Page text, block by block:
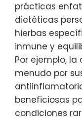
prácticas
dietéticas
hierbas
inmune y
Por ejemplo,
menudo por
beneficiosas
condiciones